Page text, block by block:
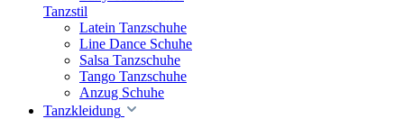
Tanzstil
Latein Tanzschuhe
Line Dance Schuhe
Salsa Tanzschuhe
Tango Tanzschuhe
Anzug Schuhe
Tanzkleidung